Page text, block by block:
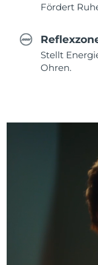
Fördert
Stellt
Ohren.